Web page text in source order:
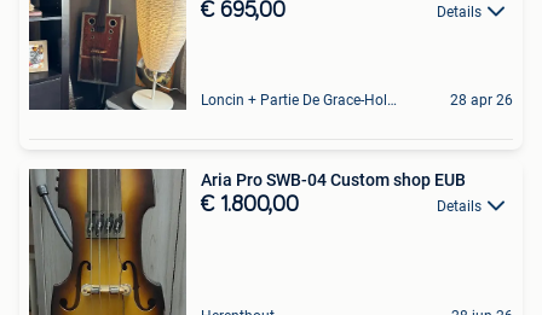
€ 695,00 Details
Loncin + Partie De Grace-Hollogne 28 apr 26
Aria Pro SWB-04 Custom shop EUB
€ 1.800,00 Details